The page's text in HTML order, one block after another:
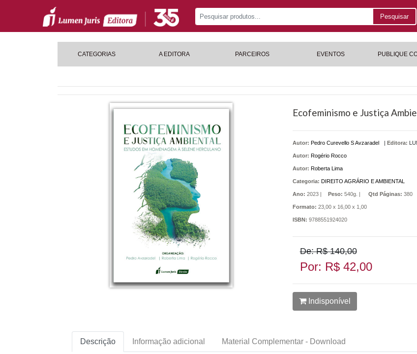
Pesquisar
CATEGORIAS A EDITORA PARCEIROS EVENTOS PUBLIQUE
Ecofeminismo e Justiça
Autor: Pedro Curevello S Avzaradel
Autor: Rogério Rocco
Autor: Roberta Lima
| Editora:
Categoria: DIREITO AGRÁRIO E AMBIENTAL
Ano: 2023 | Peso: 540g. | Qtd Páginas: 380
Formato: 23,00 x 16,00 x 1,00
ISBN: 9788551924020
De: R$ 140,00
Por: R$ 42,00
Indisponível
Descrição Informação adicional Material Complementar - Download